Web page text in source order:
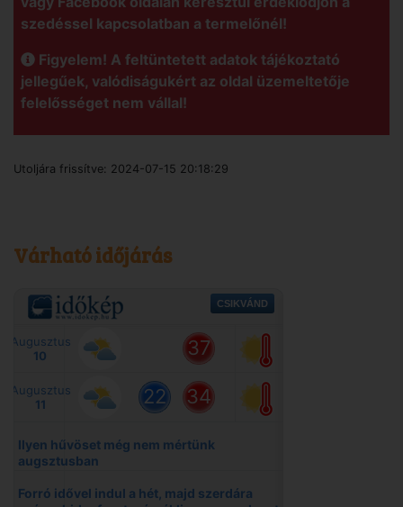
szedéssel kapcsolatban a termelőnél!
Figyelem! A feltüntetett adatok tájékoztató
jellegűek, valódiságukért az oldal üzemeltetője
felelősséget nem vállal!
Utoljára frissítve: 2024-07-15 20:18:29
Várható időjárás